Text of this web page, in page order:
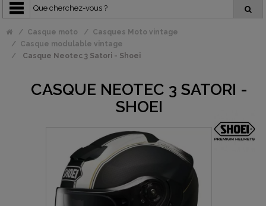
Casque moto
Casques Moto vintage
Casque modulable vintage
Casque Neotec 3 Satori - Shoei
CASQUE NEOTEC 3 SATORI -
SHOEI